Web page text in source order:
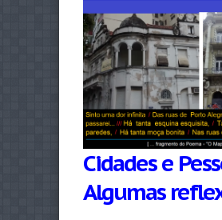
Cidades e
Algumas